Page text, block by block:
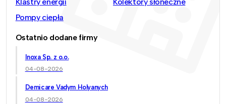
Pompy ciepła
Ostatnio dodane firmy
Inoxa Sp. z o.o.
04-08-2026
Demicare Vadym Holyanych
04-08-2026